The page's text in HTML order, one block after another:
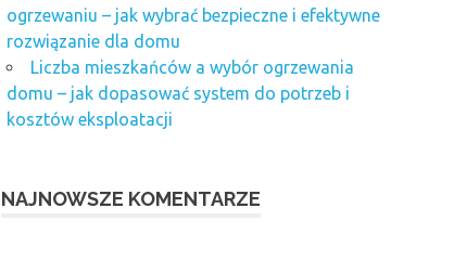
ogrzewaniu – jak wybrać bezpieczne i efektywne
rozwiązanie dla domu
Liczba mieszkańców a wybór ogrzewania
domu – jak dopasować system do potrzeb i
kosztów eksploatacji
NAJNOWSZE KOMENTARZE